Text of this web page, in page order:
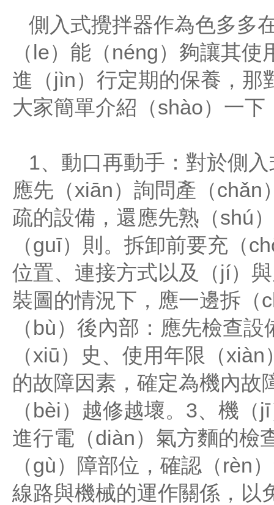
側入式攪拌器作為色多多
（le）能（néng）夠讓其
進（jìn）行定期的保養，那
大家簡單介紹（shào）一
1、動口再動手：對於側
應先（xiān）詢問產（chǎn
疏的設備，還應先熟（shú
（guī）則。拆卸前要充（
位置、連接方式以及（jí）
裝圖的情況下，應一邊拆（
（bù）後內部：應先檢查
（xiū）史、使用年限（
的故障因素，確定為機內故
（bèi）越修越壞。3、機
進行電（diàn）氣方麵的檢
（gù）障部位，確認（rèn
線路與機械的運作關係，以